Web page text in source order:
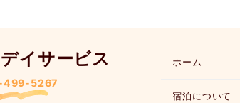
イサービス
499-5267
ホーム
宿泊について